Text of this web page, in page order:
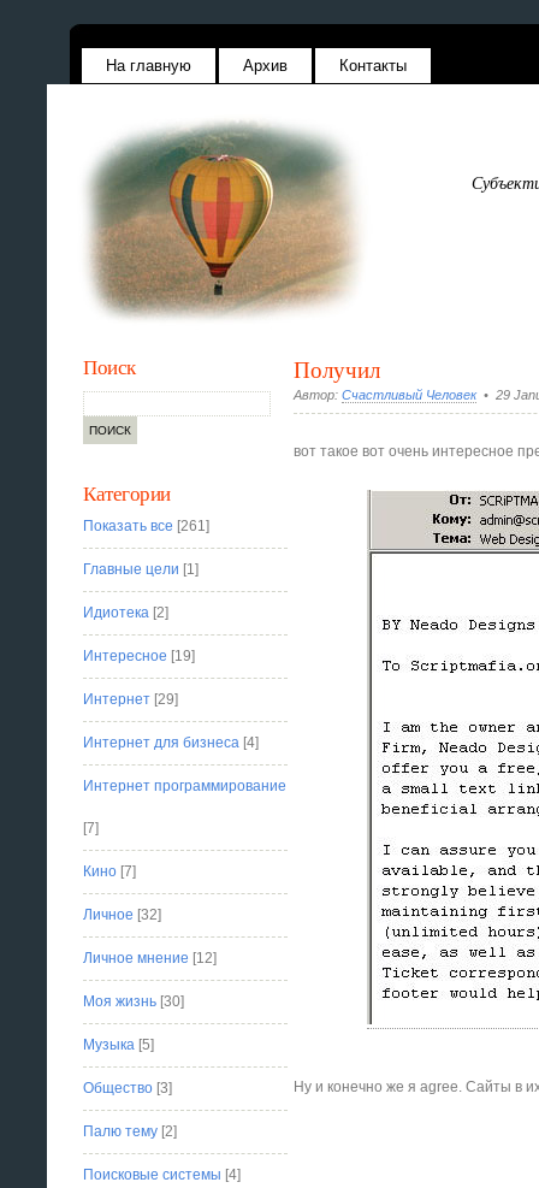
На главную Архив Контакты
Получил
Автор:Счастливый Человек• 29
вот такое вот очень интересное
Ну и конечно же я agree. Сайты в
Поиск
Категории
Показать все [261]
Главные цели [1]
Идиотека [2]
Интересное [19]
Интернет [29]
Интернет для бизнеса [4]
Интернет программирование
[7]
Кино [7]
Личное [32]
Личное мнение [12]
Моя жизнь [30]
Музыка [5]
Общество [3]
Палю тему [2]
Поисковые системы [4]